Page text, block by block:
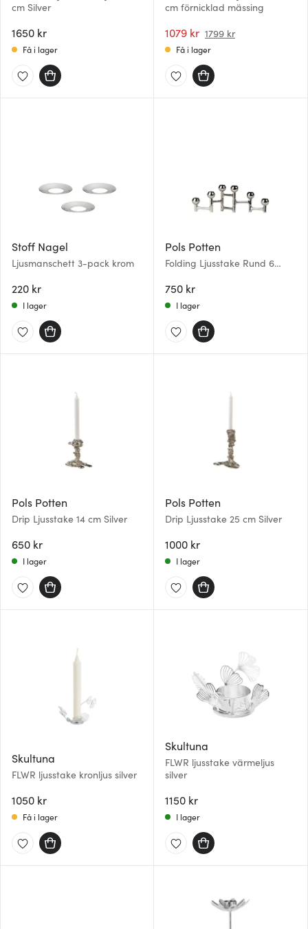
cm Silver
1650 kr
Få i lager
cm förnicklad mässing
1079 kr 1799 kr
Få i lager
Stoff Nagel
Ljusmanschett 3-pack krom
220 kr
I lager
Pols Potten
Folding Ljusstake Rund 6
750 kr
I lager
Pols Potten
Drip Ljusstake 14 cm Silver
650 kr
I lager
Pols Potten
Drip Ljusstake 25 cm Silver
1000 kr
I lager
Skultuna
FLWR ljusstake kronljus silver
1050 kr
Få i lager
Skultuna
FLWR ljusstake värmeljus
silver
1150 kr
I lager